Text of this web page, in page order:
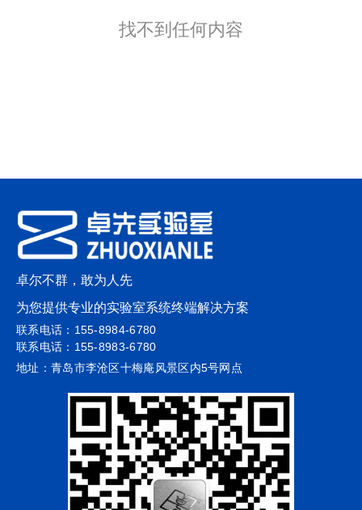
找不到任何内容
卓尔不群，敢为人先
为您提供专业的实验室系统终端解决方案
联系电话：155-8984-6780
联系电话：155-8983-6780
地址：青岛市李沧区十梅庵风景区内5号网点